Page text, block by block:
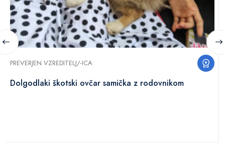
PREVERJEN VZREDITELJ/-ICA
Dolgodlaki škotski ovčar samička z rodovnikom